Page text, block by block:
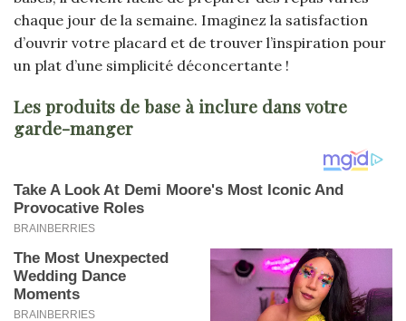
chaque jour de la semaine. Imaginez la satisfaction
d’ouvrir votre placard et de trouver l’inspiration pour
un plat d’une simplicité déconcertante !
Les produits de base à inclure dans votre
garde-manger